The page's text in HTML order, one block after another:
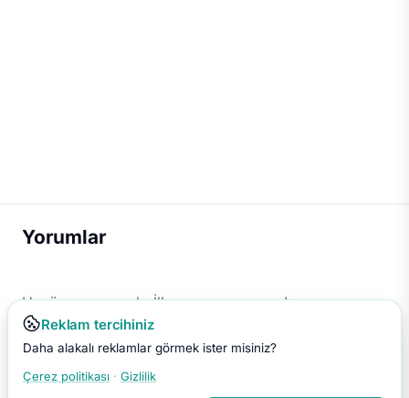
Yorumlar
Henüz yorum yok. İlk yorumu sen yap!
Reklam tercihiniz
Daha alakalı reklamlar görmek ister misiniz?
Çerez politikası · Gizlilik